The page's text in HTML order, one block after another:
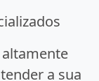
a sua